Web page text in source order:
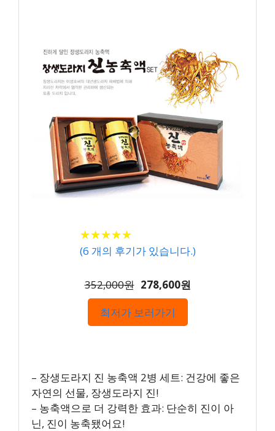
★★★★★
★★★★★
(6 개의 후기가 있습니다.)
352,000원 278,600원
최저가 보러가기
– 장생도라지 진 농축액 2병 세트: 건강에 좋은
자연의 선물, 장생도라지 진!
– 농축액으로 더 강력한 효과: 단순히 진이 아
닌, 진이 농축됐어요!